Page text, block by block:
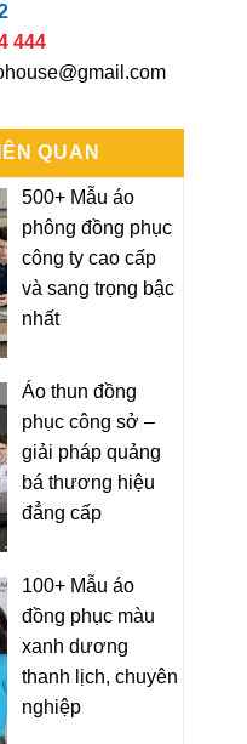
444
QUAN
500+ Mẫu áo
phông đồng phục
công ty cao cấp
và sang trọng bậc
nhất
Áo thun đồng
phục công sở –
giải pháp quảng
bá thương hiệu
đẳng cấp
100+ Mẫu áo
đồng phục màu
xanh dương
thanh lịch, chuyên
nghiệp